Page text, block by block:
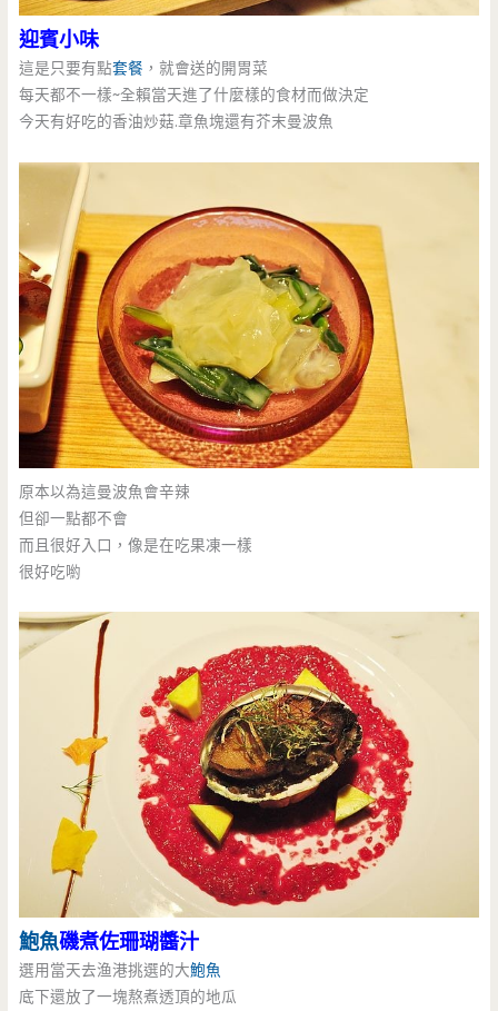
迎賓小味
這是只要有點套餐 ，就會送的開胃菜
每天都不一樣~全賴當天進了什麼樣的食材而做決定
今天有好吃的香油炒菇.章魚塊還有芥末曼波魚
原本以為這曼波魚會辛辣
但卻一點都不會
而且很好入口，像是在吃果凍一樣
很好吃喲
鮑魚磯煮佐珊瑚醬汁
選用當天去渔港挑選的大鮑魚
底下還放了一塊熬煮透頂的地瓜